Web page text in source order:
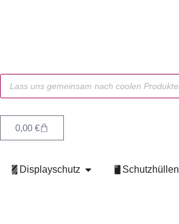
0,00 €
Displayschutz Schutzhüllen